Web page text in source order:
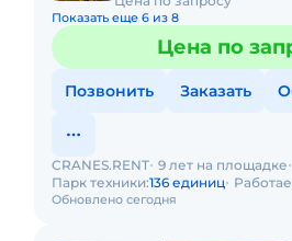
Показать еще 6 из 8
Цена по
Позвонить Заказать
Обновлено сегодня
CRANES.RENT 9 лет на площадке
Парк техники:136 единиц